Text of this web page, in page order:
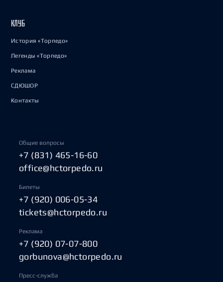
КЛУБ
История «Торпедо»
Легенды «Торпедо»
Реклама
СДЮШОР
Контакты
Общие вопросы
+7 (831) 465-16-60
office@hctorpedo.ru
Билеты
+7 (920) 006-05-34
tickets@hctorpedo.ru
Реклама
+7 (920) 07-07-800
gorbunova@hctorpedo.ru
Пресс-служба